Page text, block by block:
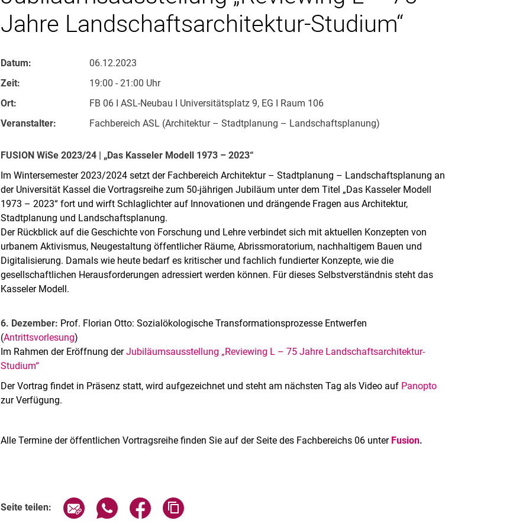
Jahre Landschaftsarchitektur-Studium“
Datum:
06.12.2023
Zeit:
19:00 - 21:00 Uhr
Ort:
FB 06 I ASL-Neubau I Universitätsplatz 9, EG I Raum 106
Veranstalter:
Fachbereich ASL (Architektur – Stadtplanung – Landschaftsplanung)
FUSION WiSe 2023/24 | „Das Kasseler Modell 1973 – 2023“
Im Wintersemester 2023/2024 setzt der Fachbereich Architektur – Stadtplanung – Landschaftsplanung an
der Universität Kassel die Vortragsreihe zum 50-jährigen Jubiläum unter dem Titel „Das Kasseler Modell
1973 – 2023“ fort und wirft Schlaglichter auf Innovationen und drängende Fragen aus Architektur,
Stadtplanung und Landschaftsplanung.
Der Rückblick auf die Geschichte von Forschung und Lehre verbindet sich mit aktuellen Konzepten von
urbanem Aktivismus, Neugestaltung öffentlicher Räume, Abrissmoratorium, nachhaltigem Bauen und
Digitalisierung. Damals wie heute bedarf es kritischer und fachlich fundierter Konzepte, wie die
gesellschaftlichen Herausforderungen adressiert werden können. Für dieses Selbstverständnis steht das
Kasseler Modell.
6. Dezember: Prof. Florian Otto: Sozialökologische Transformationsprozesse Entwerfen
(Antrittsvorlesung)
Im Rahmen der Eröffnung derJubiläumsausstellung „Reviewing L – 75 Jahre Landschaftsarchitektur-
Studium“
Der Vortrag findet in Präsenz statt, wird aufgezeichnet und steht am nächsten Tag als Video auf Panopto
zur Verfügung.
Alle Termine der öffentlichen Vortragsreihe finden Sie auf der Seite des Fachbereichs 06 unter Fusion.
Seite teilen: Seite über E-Mail teilen
Seite über WhatsApp teilen (externer Link, öffnet neues Fenster)
Seite über Facebook teilen (externer Link, öffnet neues Fenster)